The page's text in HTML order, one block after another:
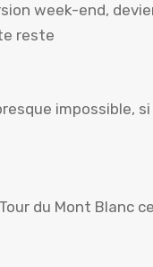
week-end,
reste
impossible,
du Mont Blanc